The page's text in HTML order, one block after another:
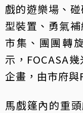
戲的遊樂場、
型裝置、勇氣
市集、團團轉
示，FOCASA
企畫，由市府與
馬戲篷內的重